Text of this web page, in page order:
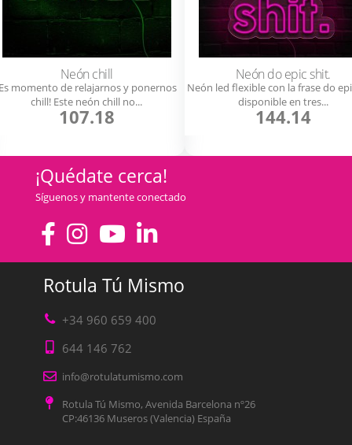
Neón chill
momento de relajarnos y ponernos
chill! Este neón chill no...
107.18
Neón do epic shit.
Neón led flexible con la frase do
disponible en tres...
144.14
¡Quédate cerca!
Síguenos y mantente conectado
Rotula Tú Mismo
+34 960 659 400
644 146 762
info@rotulatumismo.com
Rotula Tú Mismo, Avenida Barcelona nº26
CP:46136 Museros (Valencia) España